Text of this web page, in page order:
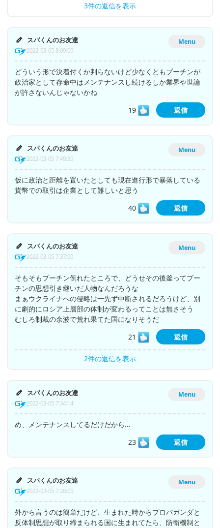
3件の返信を表示
Menu
スパくんのお友達
2022-03-05 8:09:00
どういう形で決着付くか判らないけど少なくともプーチンが
政治家として存命中はメンテナンスし続けるしか業界や世論
が許さないんじゃないかね
19
返信
Menu
スパくんのお友達
2022-03-05 7:49:35
仮に政治と距離を置いたとしても現在進行形で暴落している
貨幣での取引は企業として難しいと思う
40
返信
Menu
スパくんのお友達
2022-03-05 7:37:00
そもそもプーチン倒れたところで、どうせその後釜ってプー
チンの思想引き継いだ人物なんだろうな
まぁウクライナへの侵略は一先ず中断されるだろうけど、別
に劇的にロシア上層部の体制が変わるってことは無さそう
むしろ制裁の余波で荒れ果てた国になりそうだ
21
返信
2件の返信を表示
Menu
スパくんのお友達
2022-03-05 7:34:14
め、メンテナンスしてるだけだから…
23
返信
Menu
スパくんのお友達
2022-03-05 7:28:05
外から言うのは簡単だけど、生まれた時からプロパガンダと
反体制思想が取り締まられる国に生まれてたら、防衛機制と